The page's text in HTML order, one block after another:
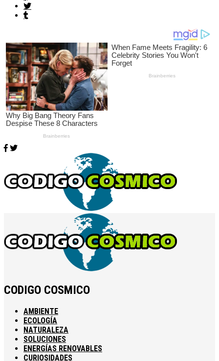
CODIGO COSMICO
AMBIENTE
ECOLOGÍA
NATURALEZA
SOLUCIONES
ENERGÍAS RENOVABLES
CURIOSIDADES